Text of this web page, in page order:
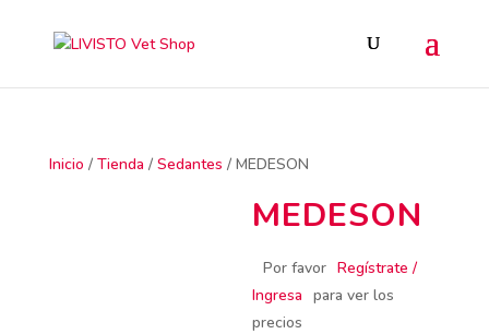
Inicio / Tienda / Sedantes / MEDESON
MEDESON
Por favor Regístrate /
Ingresa para ver los
precios